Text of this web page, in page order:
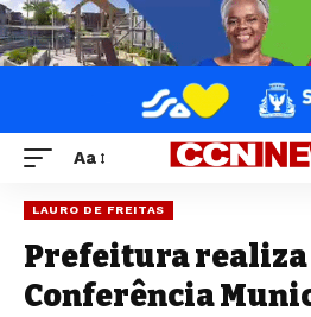
Aa
LAURO DE FREITAS
Prefeitura realiza
Conferência